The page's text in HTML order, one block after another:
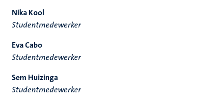
Nika Kool
Studentmedewerker
Eva Cabo
Studentmedewerker
Sem Huizinga
Studentmedewerker